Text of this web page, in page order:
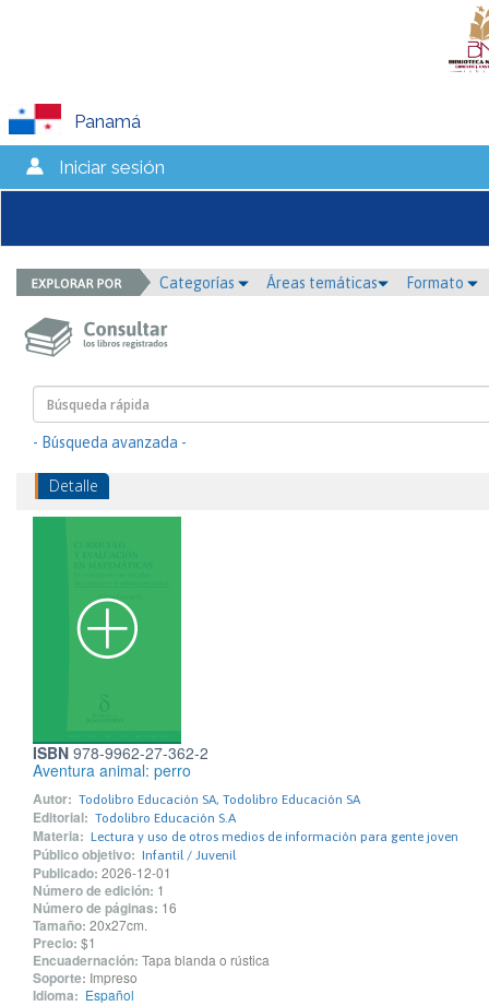
Panamá
Iniciar sesión
Categorías Áreas temáticas Formato
- Búsqueda avanzada -
Detalle
ISBN 978-9962-27-362-2
Aventura animal: perro
Autor: Todolibro Educación SA, Todolibro Educación SA
Editorial: Todolibro Educación S.A
Materia: Lectura y uso de otros medios de información para gente joven
Público objetivo: Infantil / Juvenil
Publicado: 2026-12-01
Número de edición: 1
Número de páginas: 16
Tamaño: 20x27cm.
Precio: $1
Encuadernación: Tapa blanda o rústica
Soporte: Impreso
Idioma: Español